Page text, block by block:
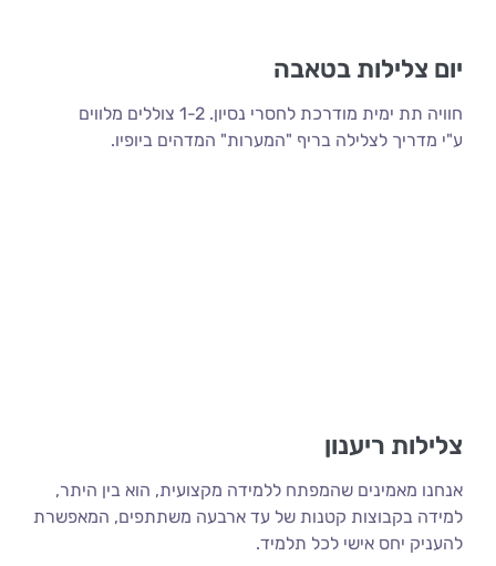
יום צלילות בטאבה
חוויה תת ימית מודרכת לחסרי נסיון. 1-2 צוללים מלווים
ע"י מדריך לצלילה בריף "המערות" המדהים ביופיו.
צלילות ריענון
אנחנו מאמינים שהמפתח ללמידה מקצועית, הוא בין היתר,
למידה בקבוצות קטנות של עד ארבעה משתתפים, המאפשרת
להעניק יחס אישי לכל תלמיד.